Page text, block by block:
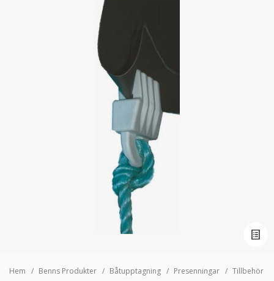
Hem Benns Produkter Båtupptagning Presenningar Tillbehör